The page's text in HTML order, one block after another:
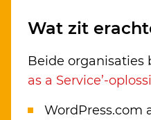
Wat zit
Beide organisaties
as a Service’-
WordPress.com